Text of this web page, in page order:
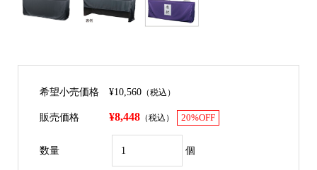
希望小売価格 ¥10,560（税込）
販売価格 ¥8,448（税込） 20%OFF
数量 個